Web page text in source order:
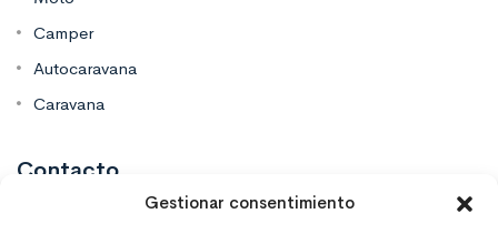
Gestionar consentimiento
Camper
Autocaravana
Caravana
Contacto